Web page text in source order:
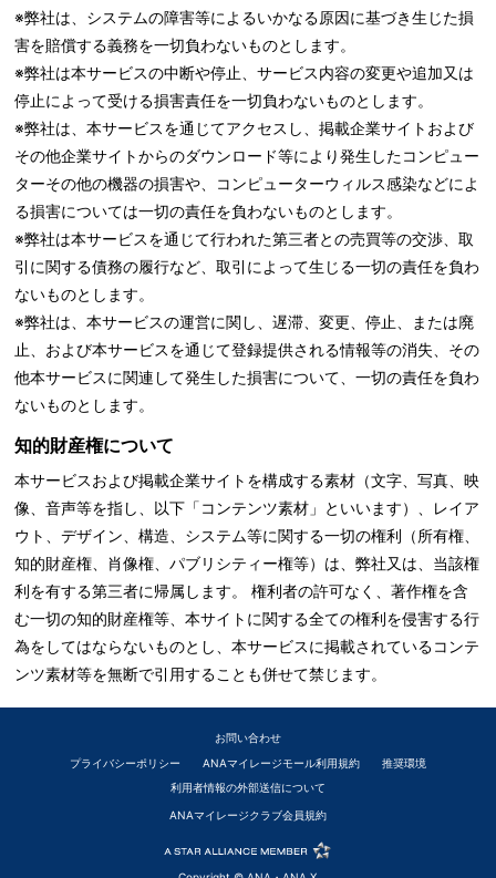
※弊社は、システムの障害等によるいかなる原因に基づき生じた損
害を賠償する義務を一切負わないものとします。
※弊社は本サービスの中断や停止、サービス内容の変更や追加又は
停止によって受ける損害責任を一切負わないものとします。
※弊社は、本サービスを通じてアクセスし、掲載企業サイトおよび
その他企業サイトからのダウンロード等により発生したコンピュー
ターその他の機器の損害や、コンピューターウィルス感染などによ
る損害については一切の責任を負わないものとします。
※弊社は本サービスを通じて行われた第三者との売買等の交渉、取
引に関する債務の履行など、取引によって生じる一切の責任を負わ
ないものとします。
※弊社は、本サービスの運営に関し、遅滞、変更、停止、または廃
止、および本サービスを通じて登録提供される情報等の消失、その
他本サービスに関連して発生した損害について、一切の責任を負わ
ないものとします。
知的財産権について
本サービスおよび掲載企業サイトを構成する素材（文字、写真、映
像、音声等を指し、以下「コンテンツ素材」といいます）、レイア
ウト、デザイン、構造、システム等に関する一切の権利（所有権、
知的財産権、肖像権、パブリシティー権等）は、弊社又は、当該権
利を有する第三者に帰属します。 権利者の許可なく、著作権を含
む一切の知的財産権等、本サイトに関する全ての権利を侵害する行
為をしてはならないものとし、本サービスに掲載されているコンテ
ンツ素材等を無断で引用することも併せて禁じます。
お問い合わせ
プライバシーポリシー
ANAマイレージモール利用規約
推奨環境
利用者情報の外部送信について
ANAマイレージクラブ会員規約